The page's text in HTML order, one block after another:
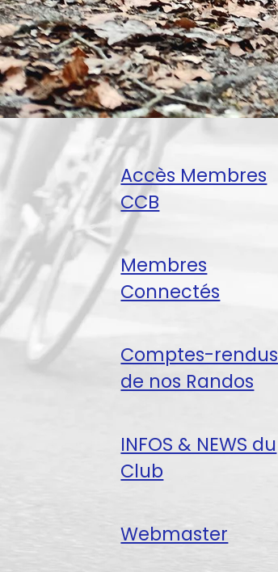
Accès Membres
CCB
Membres
Connectés
Comptes-rendus
de nos Randos
INFOS & NEWS du
Club
Webmaster